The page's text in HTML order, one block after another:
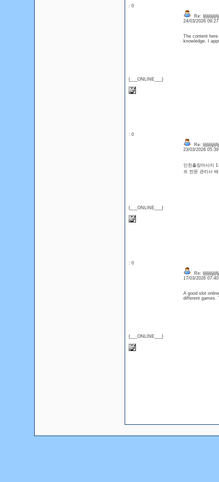
: 0
{___ONLINE___}
Re:
24/03/2026
The content
knowledge. I
: 0
{___ONLINE___}
Re:
23/03/2026
인천출장마사지 1
프 전문 관리사
: 0
{___ONLINE___}
Re:
17/03/2026
A good slot
different